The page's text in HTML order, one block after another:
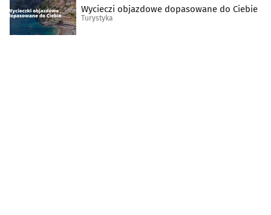
Wycieczi objazdowe dopasowane do Ciebie
Turystyka